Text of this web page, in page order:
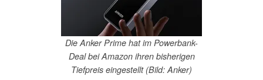
Die Anker Prime hat im Powerbank-
Deal bei Amazon ihren bisherigen
Tiefpreis eingestellt (Bild: Anker)